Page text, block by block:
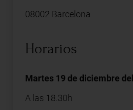
08002 Barcelona
Horarios
Martes 19 de diciembre
A las 18.30h